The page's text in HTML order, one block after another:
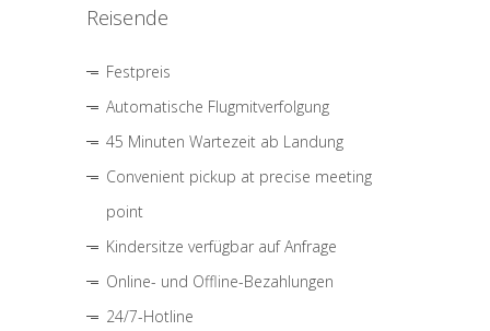
Reisende
Festpreis
Automatische Flugmitverfolgung
45 Minuten Wartezeit ab Landung
Convenient pickup at precise meeting
point
Kindersitze verfügbar auf Anfrage
Online- und Offline-Bezahlungen
24/7-Hotline